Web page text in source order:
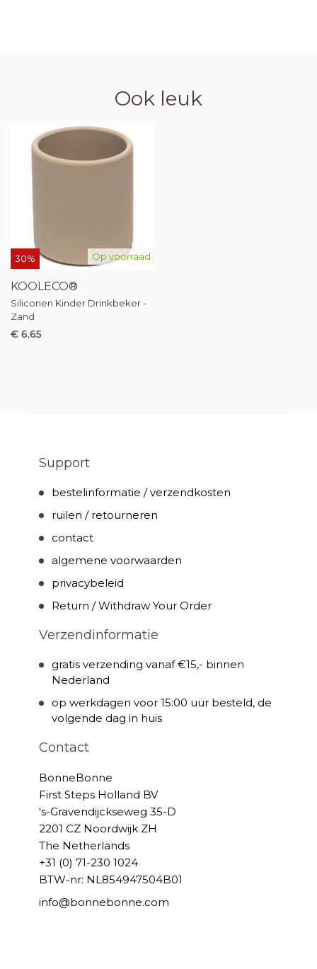
Ook leuk
Op voorraad
30%
KOOLECO®
Siliconen Kinder Drinkbeker -
Zand
€ 6,65
Support
bestelinformatie / verzendkosten
ruilen / retourneren
contact
algemene voorwaarden
privacybeleid
Return / Withdraw Your Order
Verzendinformatie
gratis verzending vanaf €15,- binnen
Nederland
op werkdagen voor 15:00 uur besteld, de
volgende dag in huis
Contact
BonneBonne
First Steps Holland BV
's-Gravendijckseweg 35-D
2201 CZ Noordwijk ZH
The Netherlands
+31 (0) 71-230 1024
BTW-nr: NL854947504B01
info@bonnebonne.com